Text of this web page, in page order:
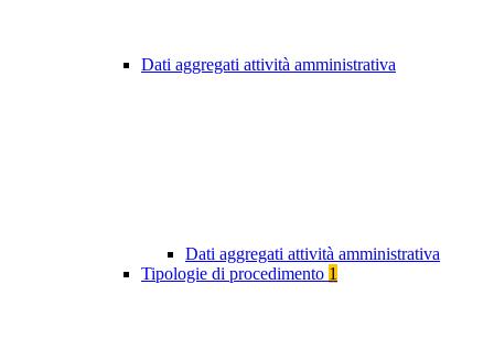
Dati aggregati attività amministrativa
Dati aggregati attività amministrativa
Tipologie di procedimento 1